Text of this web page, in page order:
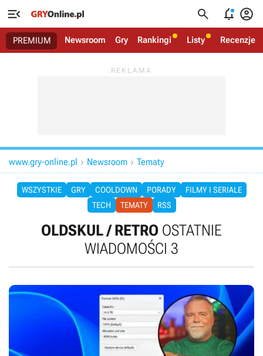
   
PREMIUM Newsroom Gry Rankingi Listy Recenzje
www.gry-online.pl  Newsroom  Tematy
WSZYSTKIE GRY COOLDOWN PORADY
FILMY I SERIALE
TECH
TEMATY RSS
OLDSKUL / RETRO OSTATNIE
WIADOMOŚCI 3